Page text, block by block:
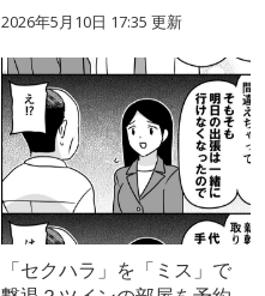
2026年5月10日 17:35 更新
「セクハラ」を「ミス」で